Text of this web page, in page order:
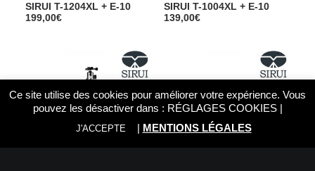
SIRUI T-1204XL + E-10
199,00€
SIRUI T-1004XL + E-10
139,00€
Ce site utilise des cookies pour améliorer votre expérience. Vous
pouvez les désactiver dans : RÉGLAGES COOKIES|
J'ACCEPTE | MENTIONS LÉGALES